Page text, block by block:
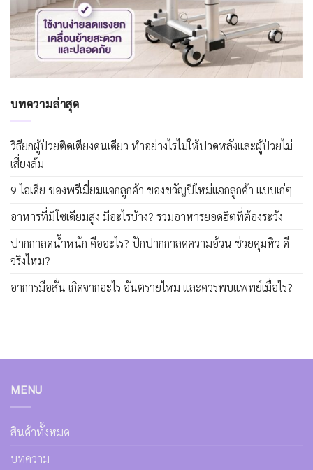
บทความล่าสุด
วิธียกผู้ป่วยติดเตียงคนเดียว ทำอย่างไรไม่ให้ปวดหลังและผู้ป่วยไม่
เสี่ยงล้ม
9 ไอเดีย ของพรีเมี่ยมแจกลูกค้า ของขวัญปีใหม่แจกลูกค้า แบบเก๋ๆ
อาหารที่มีโซเดียมสูง มีอะไรบ้าง? รวมอาหารยอดฮิตที่ต้องระวัง
ปากกาลดน้ำหนัก คืออะไร? ปักปากกาลดความอ้วน ช่วยคุมหิว ดี
จริงไหม?
อาการมือสั่น เกิดจากอะไร อันตรายไหม และควรพบแพทย์เมื่อไร?
MENU
สินค้าทั้งหมด
บทความ